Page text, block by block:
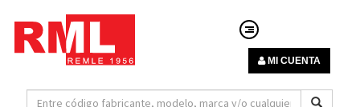
MI CUENTA